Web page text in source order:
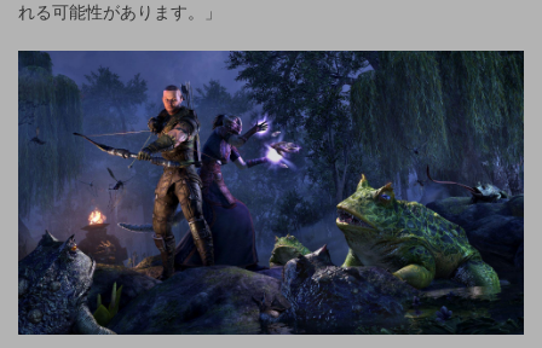
れる可能性があります。」